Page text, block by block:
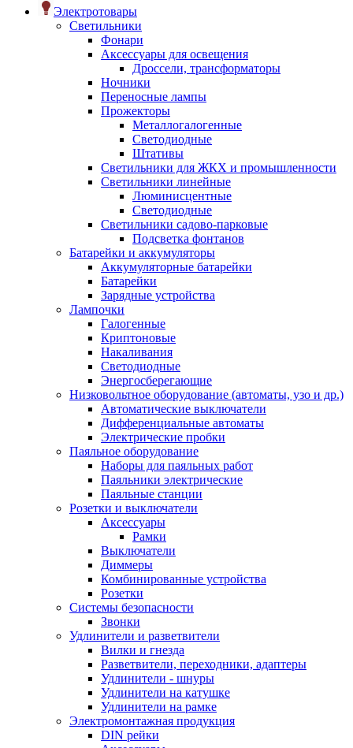
Электротовары
Светильники
Фонари
Аксессуары для освещения
Дроссели, трансформаторы
Ночники
Переносные лампы
Прожекторы
Металлогалогенные
Светодиодные
Штативы
Светильники для ЖКХ и промышленности
Светильники линейные
Люминисцентные
Светодиодные
Светильники садово-парковые
Подсветка фонтанов
Батарейки и аккумуляторы
Аккумуляторные батарейки
Батарейки
Зарядные устройства
Лампочки
Галогенные
Криптоновые
Накаливания
Светодиодные
Энергосберегающие
Низковольтное оборудование (автоматы, узо и др.)
Автоматические выключатели
Дифференциальные автоматы
Электрические пробки
Паяльное оборудование
Наборы для паяльных работ
Паяльники электрические
Паяльные станции
Розетки и выключатели
Аксессуары
Рамки
Выключатели
Диммеры
Комбинированные устройства
Розетки
Системы безопасности
Звонки
Удлинители и разветвители
Вилки и гнезда
Разветвители, переходники, адаптеры
Удлинители - шнуры
Удлинители на катушке
Удлинители на рамке
Электромонтажная продукция
DIN рейки